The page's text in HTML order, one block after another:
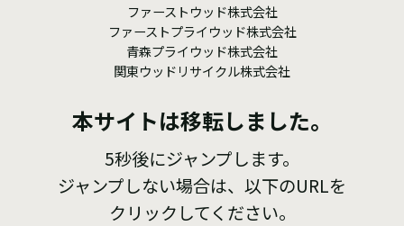
ファーストウッド株式会社
ファーストプライウッド株式会社
青森プライウッド株式会社
関東ウッドリサイクル株式会社
本サイトは移転しました。
5秒後にジャンプします。
ジャンプしない場合は、以下のURLを
クリックしてください。